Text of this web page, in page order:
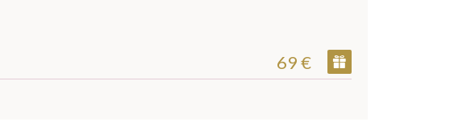
69 €